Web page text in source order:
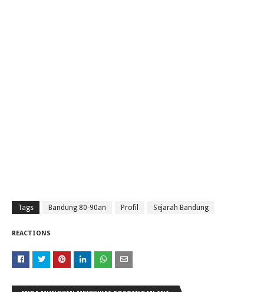
Tags Bandung 80-90an Profil Sejarah Bandung
REACTIONS